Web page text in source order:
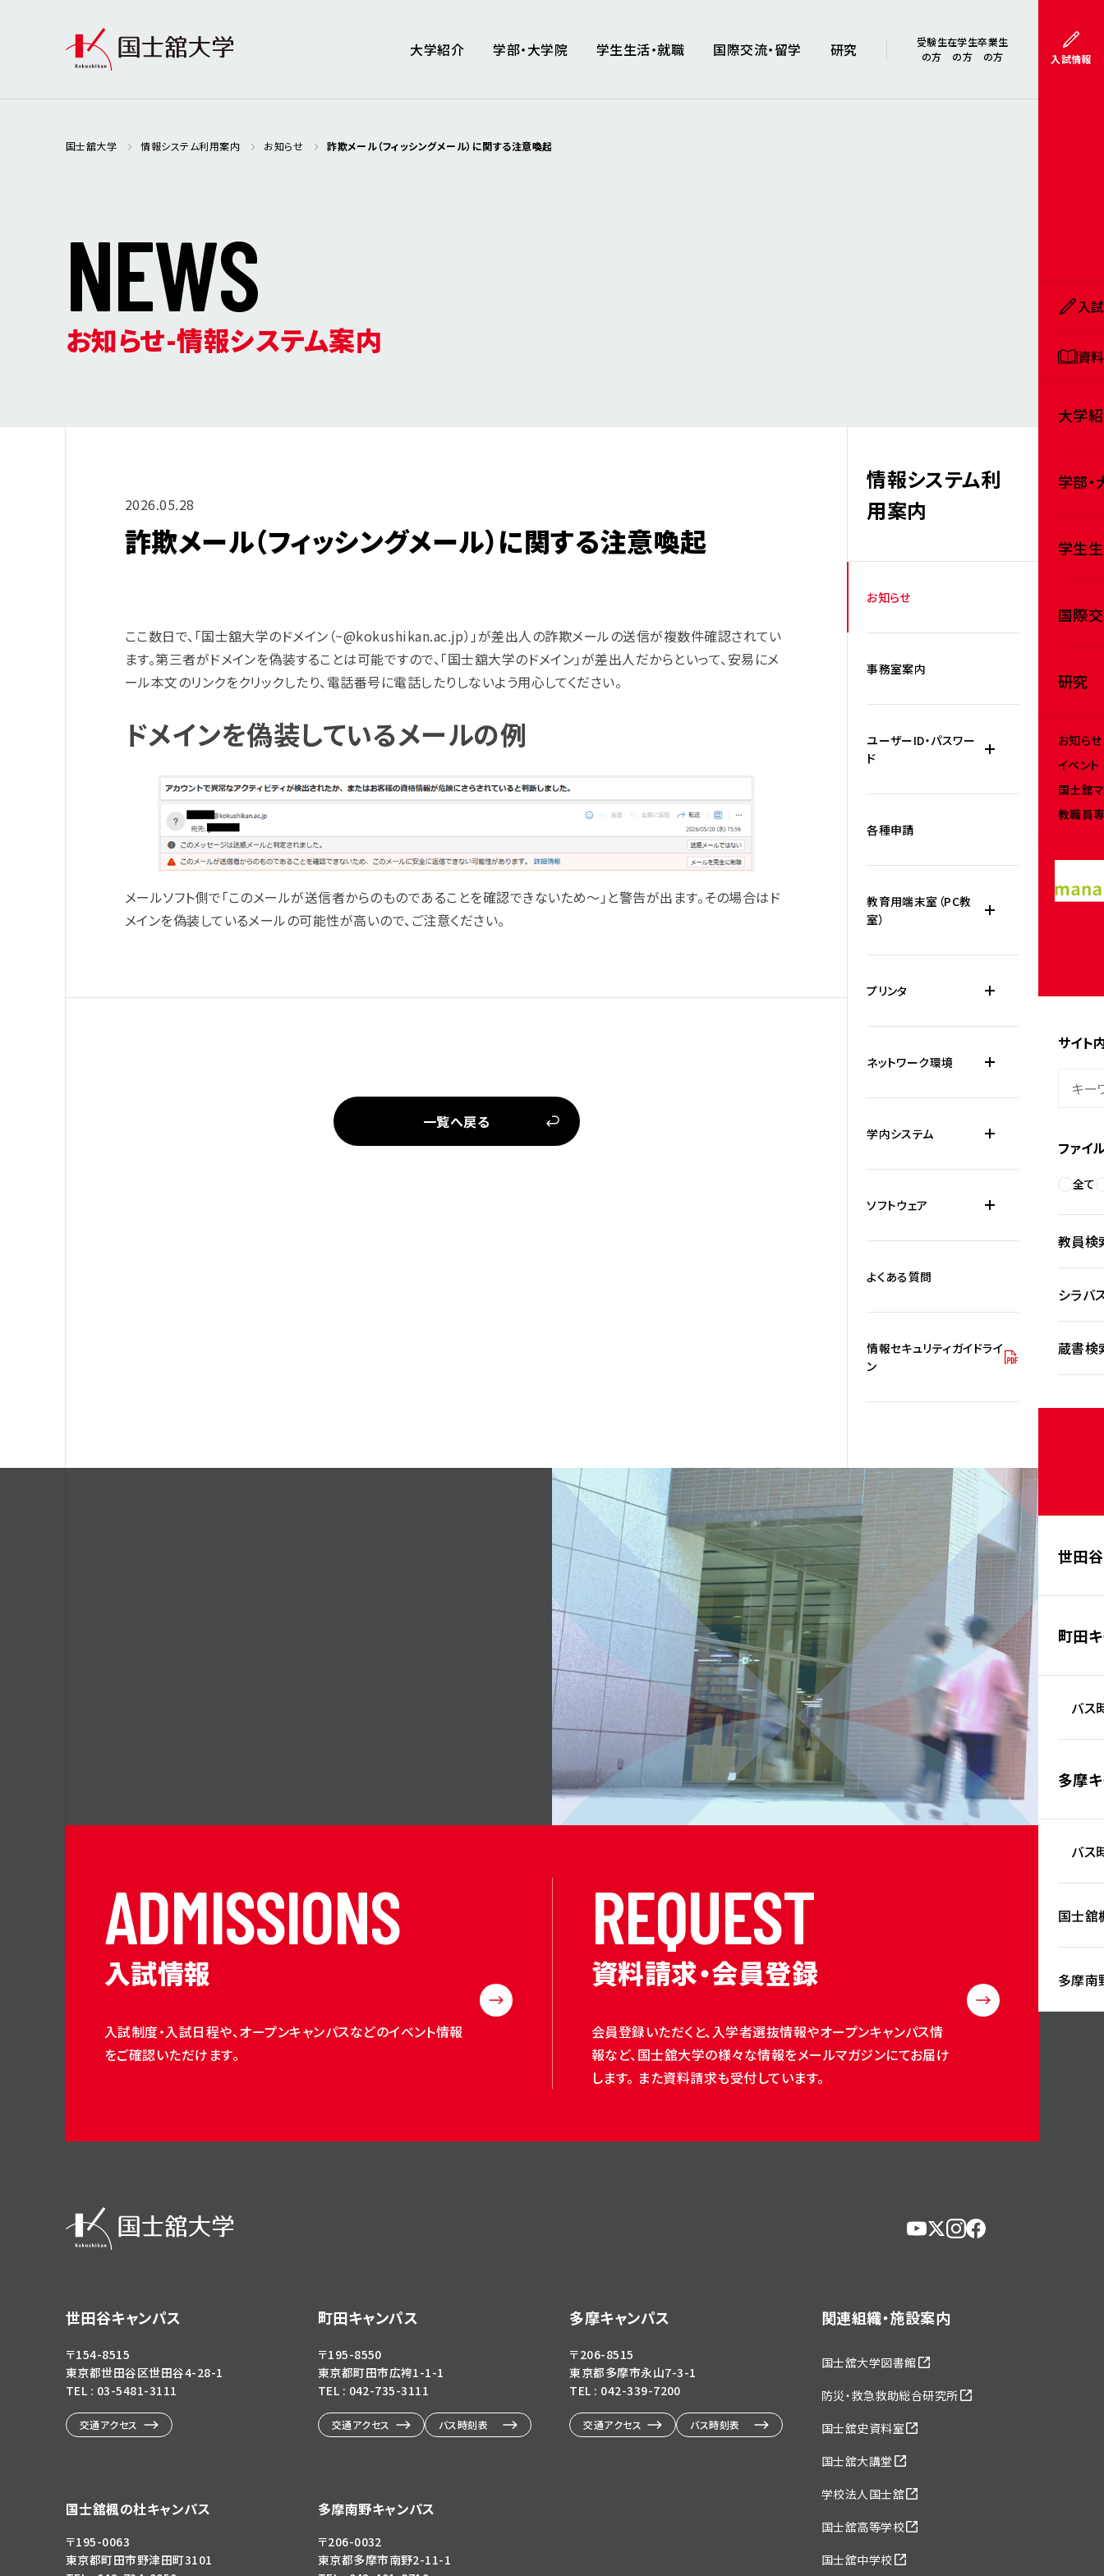
大学紹介 学部・大学院 学生生活・就職 国際交流・留学 研究
受験生
の方
在学生
の方
卒業生
の方
入試情報
入
資
大学
学部
学生
国際
研究
お知らせ
イベント
国士舘
教職員
サイト
ファイ
全て
教員検
シラバ
蔵書検
世田
町田
バス
多摩
バス
国士舘
多摩南
国士舘大学 情報システム利用案内 お知らせ 詐欺メール（フィッシングメール）に関する注意喚起
NEWS
お知らせ-情報システム案内
2026.05.28
詐欺メール（フィッシングメール）に関する注意喚起
ここ数日で、「国士舘大学のドメイン（~@kokushikan.ac.jp）」が差出人の詐欺メールの送信が複数件確認されてい
ます。第三者がドメインを偽装することは可能ですので、「国士舘大学のドメイン」が差出人だからといって、安易にメ
ール本文のリンクをクリックしたり、電話番号に電話したりしないよう用心してください。
ドメインを偽装しているメールの例
メールソフト側で「このメールが送信者からのものであることを確認できないため～」と警告が出ます。その場合はド
メインを偽装しているメールの可能性が高いので、ご注意ください。
一覧へ戻る
情報システム利
用案内
お知らせ
事務室案内
ユーザーID・パスワー
ド
各種申請
教育用端末室（PC教
室）
プリンタ
ネットワーク環境
学内システム
ソフトウェア
よくある質問
情報セキュリティガイドライ
ン
ADMISSIONS
入試情報
入試制度・入試日程や、オープンキャンパスなどのイベント情報
をご確認いただけます。
REQUEST
資料請求・会員登録
会員登録いただくと、入学者選抜情報やオープンキャンパス情
報など、国士舘大学の様々な情報をメールマガジンにてお届け
します。 また資料請求も受付しています。
世田谷キャンパス
〒154-8515
東京都世田谷区世田谷4-28-1
TEL : 03-5481-3111
交通アクセス
町田キャンパス
〒195-8550
東京都町田市広袴1-1-1
TEL : 042-735-3111
交通アクセス バス時刻表
多摩キャンパス
〒206-8515
東京都多摩市永山7-3-1
TEL : 042-339-7200
交通アクセス バス時刻表
国士舘楓の杜キャンパス
〒195-0063
東京都町田市野津田町3101
多摩南野キャンパス
〒206-0032
東京都多摩市南野2-11-1
関連組織・施設案内
国士舘大学図書館
防災・救急救助総合研究所
国士舘史資料室
国士舘大講堂
学校法人国士舘
国士舘高等学校
国士舘中学校